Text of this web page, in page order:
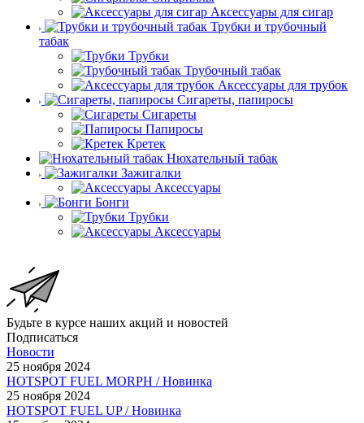
Аксессуары для сигар
Трубки и трубочный
табак
Трубки
Трубочный табак
Аксессуары для трубок
Сигареты, папиросы
Сигареты
Папиросы
Кретек
Нюхательный табак
Зажигалки
Аксессуары
Бонги
Трубки
Аксессуары
Будьте в курсе наших акций и новостей
Подписаться
Новости
25 ноября 2024
HOTSPOT FUEL MORPH / Новинка
25 ноября 2024
HOTSPOT FUEL UP / Новинка